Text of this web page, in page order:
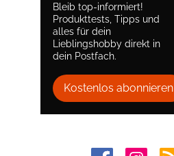
Bleib top-informiert!
Produkttests, Tipps und
alles für dein
Lieblingshobby direkt in
dein Postfach.
Kostenlos abonnieren